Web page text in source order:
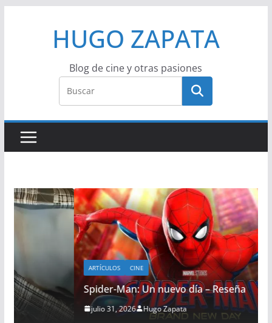
HUGO ZAPATA
Blog de cine y otras pasiones
CINE
Spider-Man: Un nuevo día – Reseña
julio 31, 2026 Hugo Zapata